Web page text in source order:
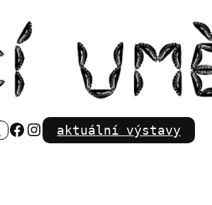
Facebook
Instagram
aktuální výstavy